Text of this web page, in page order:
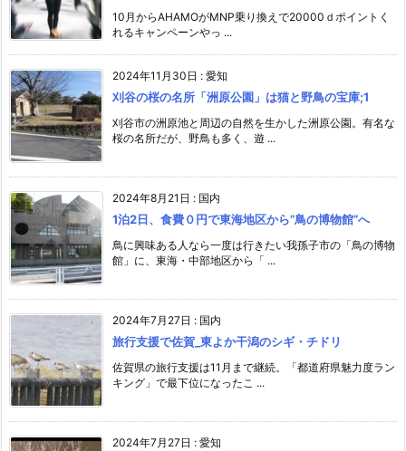
10月からAHAMOがMNP乗り換えで20000ｄポイントく
れるキャンペーンやっ ...
2024年11月30日 : 愛知
刈谷の桜の名所「洲原公園」は猫と野鳥の宝庫;1
刈谷市の洲原池と周辺の自然を生かした洲原公園。有名な
桜の名所だが、野鳥も多く、遊 ...
2024年8月21日 : 国内
1泊2日、食費０円で東海地区から”鳥の博物館”へ
鳥に興味ある人なら一度は行きたい我孫子市の「鳥の博物
館」に、東海・中部地区から「 ...
2024年7月27日 : 国内
旅行支援で佐賀_東よか干潟のシギ・チドリ
佐賀県の旅行支援は11月まで継続。「都道府県魅力度ラン
キング」で最下位になったこ ...
2024年7月27日 : 愛知